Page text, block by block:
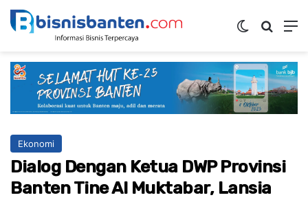
Switch skin
Ekonomi
Dialog Dengan Ketua DWP Provinsi
Banten Tine Al Muktabar, Lansia